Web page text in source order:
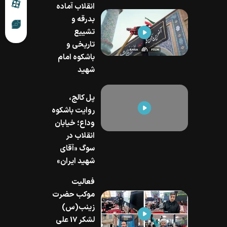
انقلاب آماده
بدرقه و
تشییع
تاریخی و
باشکوه امام
شهید
پل کالج،
روایت باشکوه
وداع؛ خیابان
انقلاب در
سوگ «آقای
شهید ایران»
فعالیت
موکب حضرت
زینب(س)
لشکر 17 علی